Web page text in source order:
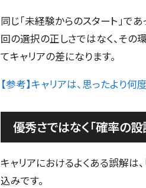
同じ「未経験からのスタート」で
回の選択の正しさではなく、その
てキャリアの差になります。
【参考】キャリアは、思ったより何
優秀さではなく「確率の
キャリアにおけるよくある誤解は
込みです。